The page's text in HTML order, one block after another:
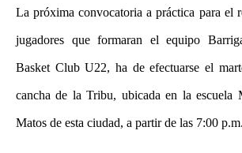
La próxima convocatoria a práctica para el
jugadores que formaran el equipo
Basket Club U22, ha de efectuarse el
cancha de la Tribu, ubicada en la escuela
Matos de esta ciudad, a partir de las 7:00 p.m.